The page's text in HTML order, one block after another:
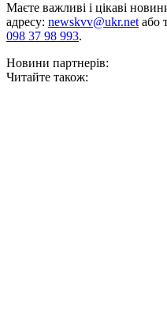
Маєте важливі і цікаві
адресу: newskvv@ukr.netабо
098 37 98 993.
Новини партнерів:
Читайте також: